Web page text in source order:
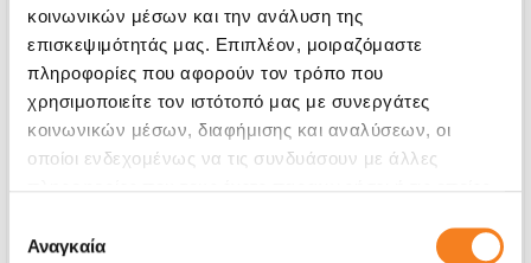
κοινωνικών μέσων και την ανάλυση της
επισκεψιμότητάς μας. Επιπλέον, μοιραζόμαστε
πληροφορίες που αφορούν τον τρόπο που
χρησιμοποιείτε τον ιστότοπό μας με συνεργάτες
κοινωνικών μέσων, διαφήμισης και αναλύσεων, οι
οποίοι ενδεχομένως να τις συνδυάσουν με άλλες
των υπηρεσιών τους.
συγκατάθεσης
Αναγκαία
Call